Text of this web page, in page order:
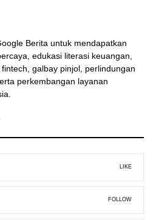
Berita untuk mendapatkan
edukasi literasi keuangan,
galbay pinjol, perlindungan
perkembangan layanan
LIKE
FOLLOW